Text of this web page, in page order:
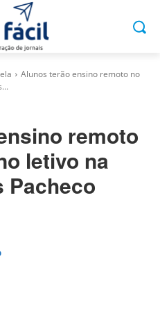
Alunos terão ensino remoto no
remoto
letivo na
Pacheco